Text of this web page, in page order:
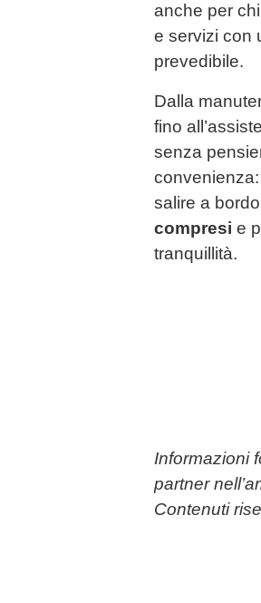
anche per
e servizi con
prevedibile.
Dalla
fino
senza
salire a
compresi e
tranquillità.
Informazioni
partner
Contenuti